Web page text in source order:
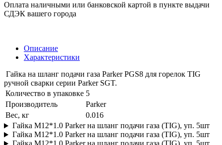
Оплата наличными или банковской картой в пункте выдачи
СДЭК вашего города
Описание
Характеристики
Гайка на шланг подачи газа Parker PGS8 для горелок TIG
ручной сварки серии Parker SGT.
Количество в упаковке 5
Производитель
Parker
Вес, кг
0.016
Гайка M12*1.0 Parker на шланг подачи газа (TIG), уп. 5шт
Гайка M12*1.0 Parker на шланг подачи газа (TIG), уп. 5шт